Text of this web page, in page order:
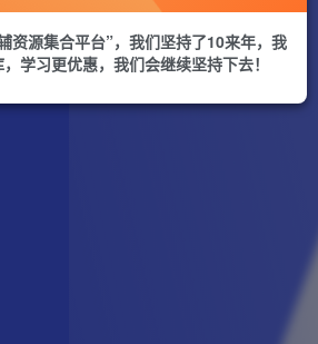
资源集合平台”，我们坚持了10来年，我
学习更优惠，我们会继续坚持下去！